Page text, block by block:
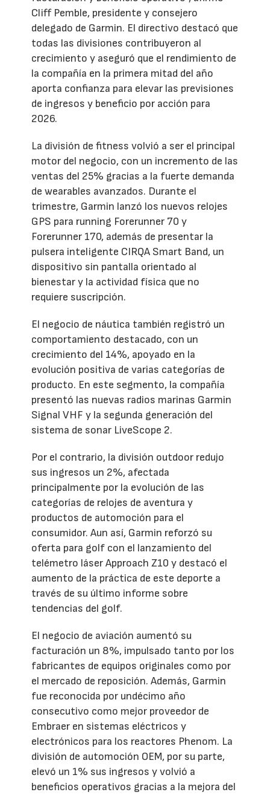
Cliff Pemble, presidente y consejero
delegado de Garmin. El directivo destacó que
todas las divisiones contribuyeron al
crecimiento y aseguró que el rendimiento de
la compañía en la primera mitad del año
aporta confianza para elevar las previsiones
de ingresos y beneficio por acción para
2026.
La división de fitness volvió a ser el principal
motor del negocio, con un incremento de las
ventas del 25% gracias a la fuerte demanda
de wearables avanzados. Durante el
trimestre, Garmin lanzó los nuevos relojes
GPS para running Forerunner 70 y
Forerunner 170, además de presentar la
pulsera inteligente CIRQA Smart Band, un
dispositivo sin pantalla orientado al
bienestar y la actividad física que no
requiere suscripción.
El negocio de náutica también registró un
comportamiento destacado, con un
crecimiento del 14%, apoyado en la
evolución positiva de varias categorías de
producto. En este segmento, la compañía
presentó las nuevas radios marinas Garmin
Signal VHF y la segunda generación del
sistema de sonar LiveScope 2.
Por el contrario, la división outdoor redujo
sus ingresos un 2%, afectada
principalmente por la evolución de las
categorías de relojes de aventura y
productos de automoción para el
consumidor. Aun así, Garmin reforzó su
oferta para golf con el lanzamiento del
telémetro láser Approach Z10 y destacó el
aumento de la práctica de este deporte a
través de su último informe sobre
tendencias del golf.
El negocio de aviación aumentó su
facturación un 8%, impulsado tanto por los
fabricantes de equipos originales como por
el mercado de reposición. Además, Garmin
fue reconocida por undécimo año
consecutivo como mejor proveedor de
Embraer en sistemas eléctricos y
electrónicos para los reactores Phenom. La
división de automoción OEM, por su parte,
elevó un 1% sus ingresos y volvió a
beneficios operativos gracias a la mejora del